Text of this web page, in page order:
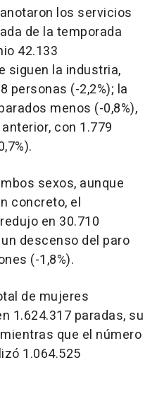
los servicios
de la temporada
42.133
siguen la industria,
personas (-2,2%); la
menos (-0,8%),
con 1.779
sexos, aunque
concreto, el
en 30.710
descenso del paro
(-1,8%).
de mujeres
1.624.317 paradas, su
que el número
1.064.525